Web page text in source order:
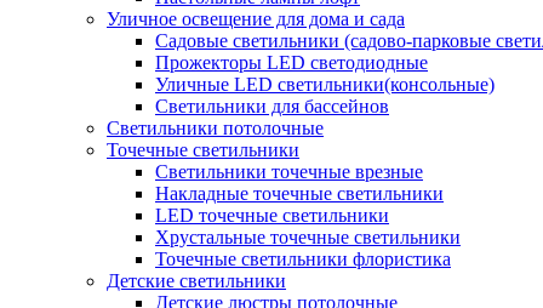
Уличное освещение для дома и сада
Садовые светильники (садово-парковые
Прожекторы LED светодиодные
Уличные LED светильники(консольные)
Светильники для бассейнов
Светильники потолочные
Точечные светильники
Светильники точечные врезные
Накладные точечные светильники
LED точечные светильники
Хрустальные точечные светильники
Точечные светильники флористика
Детские светильники
Детские люстры потолочные